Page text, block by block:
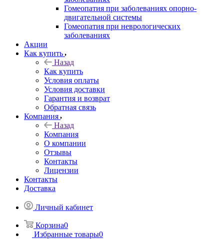
Гомеопатия при заболеваниях опорно-
двигательной системы
Гомеопатия при неврологических
заболеваниях
Акции
Как купить
Назад
Как купить
Условия оплаты
Условия доставки
Гарантия и возврат
Обратная связь
Компания
Назад
Компания
О компании
Отзывы
Контакты
Лицензии
Контакты
Доставка
Личный кабинет
Корзина0
Избранные товары0